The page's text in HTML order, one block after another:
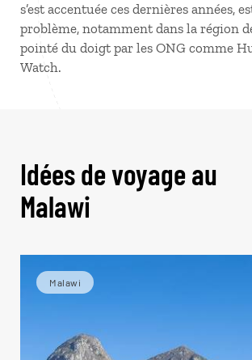
s’est accentuée ces dernières années,
problème, notamment dans la région
pointé du doigt par les ONG comme
Watch.
Idées de voyage au
Malawi
Malawi